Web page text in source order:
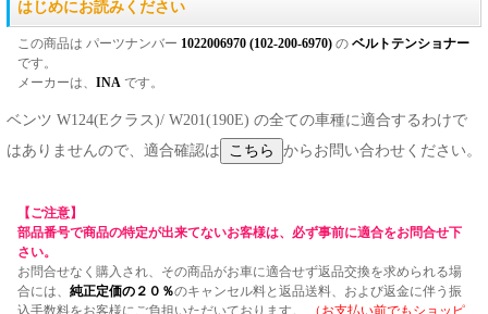
はじめにお読みください
この商品は パーツナンバー 1022006970 (102-200-6970) の ベルトテンショナー
です。
メーカーは、 INA です。
ベンツ W124(Eクラス)/ W201(190E) の全ての車種に適合するわけで
はありませんので、適合確認は
からお問い合わせください。
【ご注意】
部品番号で商品の特定が出来てないお客様は、必ず事前に適合をお問合せ下
さい。
お問合せなく購入され、その商品がお車に適合せず返品交換を求められる場
合には、 純正定価の２０％のキャンセル料と返品送料、および返金に伴う振
込手数料をお客様にご負担いただいております。
（お支払い前でもショッピ